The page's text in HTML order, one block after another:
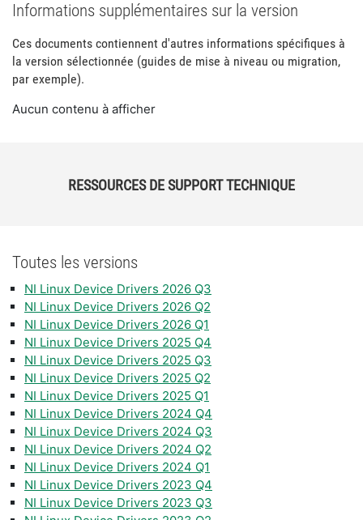
Informations supplémentaires sur la version
Ces documents contiennent d'autres informations spécifiques à
la version sélectionnée (guides de mise à niveau ou migration,
par exemple).
Aucun contenu à afficher
RESSOURCES DE SUPPORT TECHNIQUE
Toutes les versions
NI Linux Device Drivers 2026 Q3
NI Linux Device Drivers 2026 Q2
NI Linux Device Drivers 2026 Q1
NI Linux Device Drivers 2025 Q4
NI Linux Device Drivers 2025 Q3
NI Linux Device Drivers 2025 Q2
NI Linux Device Drivers 2025 Q1
NI Linux Device Drivers 2024 Q4
NI Linux Device Drivers 2024 Q3
NI Linux Device Drivers 2024 Q2
NI Linux Device Drivers 2024 Q1
NI Linux Device Drivers 2023 Q4
NI Linux Device Drivers 2023 Q3